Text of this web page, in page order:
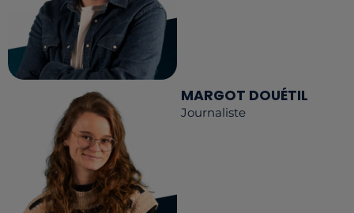
MARGOT DOUÉTIL
Journaliste